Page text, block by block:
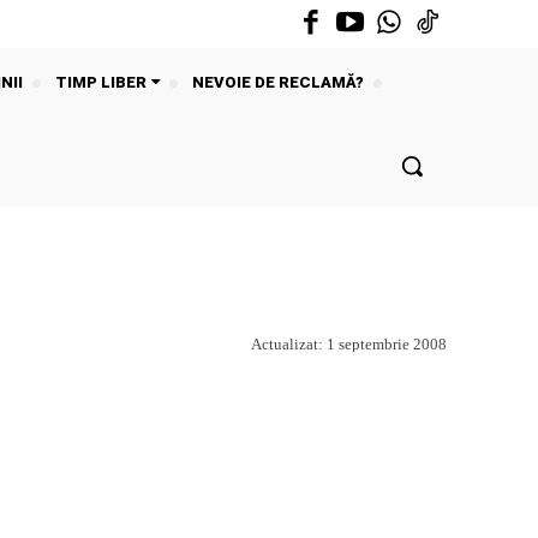
TIMP LIBER NEVOIE DE RECLAMĂ?
Actualizat: 1 septembrie 2008